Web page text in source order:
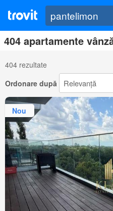
404 apartamente
404 rezultate
Ordonare după
Nou